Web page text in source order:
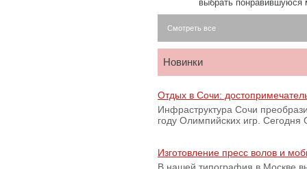
выбрать
Смотреть все
Новинки
Отдых в Сочи:
Инфраструктура Сочи
году Олимпийских игр.
Изготовление пресс волов и